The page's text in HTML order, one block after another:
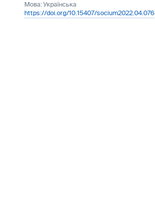
Мова:Українська
https://doi.org/10.15407/socium2022.04.076